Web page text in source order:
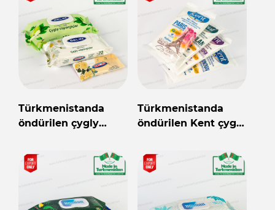
Türkmenistanda
öndürilen çygly
Türkmenistanda
öndürilen Kent çygly